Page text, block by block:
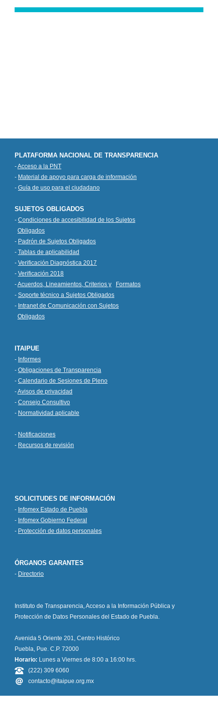
PLATAFORMA NACIONAL DE TRANSPARENCIA
-Acceso a la PNT
- Material de apoyo para carga de información
- Guía de uso para el ciudadano
SUJETOS OBLIGADOS
- Condiciones de accesibilidad de los Sujetos
Obligados
- Padrón de Sujetos Obligados
- Tablas de aplicabilidad
- Verificación Diagnóstica 2017
- Verificación 2018
-Acuerdos, Lineamientos, Criterios y
Formatos
- Soporte técnico a Sujetos Obligados
- Intranet de Comunicación con Sujetos
Obligados
ITAIPUE
- Informes
- Obligaciones de Transparencia
- Calendario de Sesiones de Pleno
-Avisos de privacidad
- Consejo Consultivo
- Normatividad aplicable
- Notificaciones
- Recursos de revisión
SOLICITUDES DE INFORMACIÓN
- Infomex Estado de Puebla
- Infomex Gobierno Federal
- Protección de datos personales
ÓRGANOS GARANTES
- Directorio
Instituto de Transparencia, Acceso a la Información Pública y
Protección de Datos Personales del Estado de Puebla.
Avenida 5 Oriente 201, Centro Histórico
Puebla, Pue. C.P. 72000
Horario: Lunes a Viernes de 8:00 a 16:00 hrs.
(222) 309 6060
contacto@itaipue.org.mx